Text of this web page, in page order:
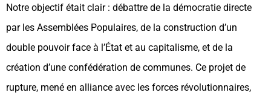
Notre objectif était clair : débattre de la démocratie directe
par les Assemblées Populaires, de la construction d’un
double pouvoir face à l’État et au capitalisme, et de la
création d’une confédération de communes. Ce projet de
rupture, mené en alliance avec les forces révolutionnaires,